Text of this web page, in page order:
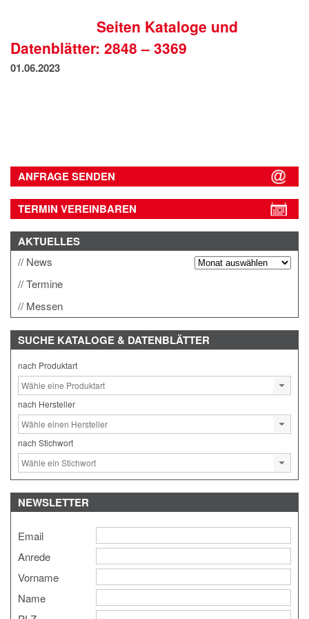
DATENSCHUTZSeiten Kataloge und
Datenblätter: 2848 – 3369
01.06.2023
ANFRAGE SENDEN
TERMIN VEREINBAREN
AKTUELLES
News
Termine
Messen
SUCHE KATALOGE & DATENBLÄTTER
nach Produktart
nach Hersteller
nach Stichwort
NEWSLETTER
Email
Anrede
Vorname
Name